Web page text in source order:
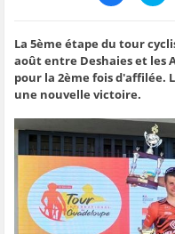
e
z
p
o
u
r
a
t
a
g
s
u
r
e
z
p
o
u
a
r
t
a
g
e
r
s
u
r
T
La 5ème étape du tour
août entre Deshaies et les
pour la 2ème fois d'affilée.
une nouvelle victoire.